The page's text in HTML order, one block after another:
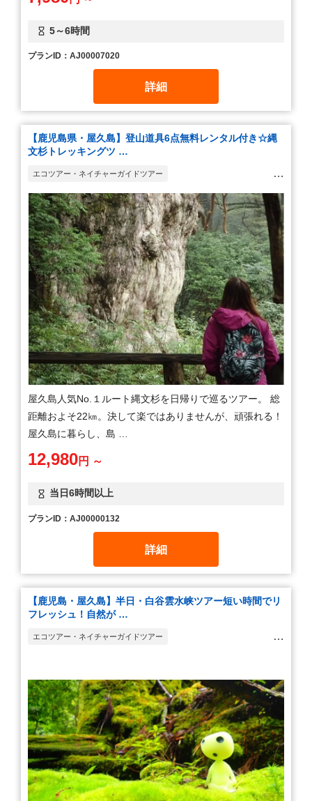
5～6時間
プランID：AJ00007020
詳細
【鹿児島県・屋久島】登山道具6点無料レンタル付き☆縄
文杉トレッキングツ …
エコツアー・ネイチャーガイドツアー
ウォーキング・ハイキング・トレッキング
屋久島人気No.１ルート縄文杉を日帰りで巡るツアー。 総
距離およそ22㎞。決して楽ではありませんが、頑張れる！
屋久島に暮らし、島 …
当日6時間以上
12,980円 ～
プランID：AJ00000132
詳細
【鹿児島・屋久島】半日・白谷雲水峡ツアー短い時間でリ
フレッシュ！自然が …
エコツアー・ネイチャーガイドツアー